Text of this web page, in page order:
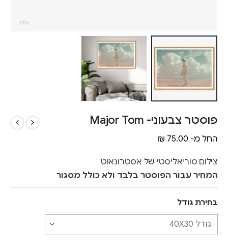
פוסטר צבעוני- Major Tom
החל מ- ₪ 75.00
צילום סוריאליסטי של אסטרונאוט
המחיר עבור הפוסטר בלבד ולא כולל מסגור
בחירת גודל